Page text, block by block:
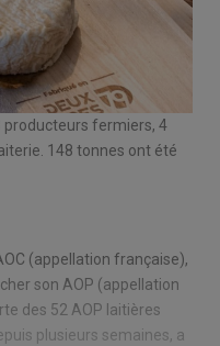
producteurs fermiers, 4
148 tonnes ont été
(appellation française),
son AOP (appellation
des 52 AOP laitières
plusieurs semaines, a